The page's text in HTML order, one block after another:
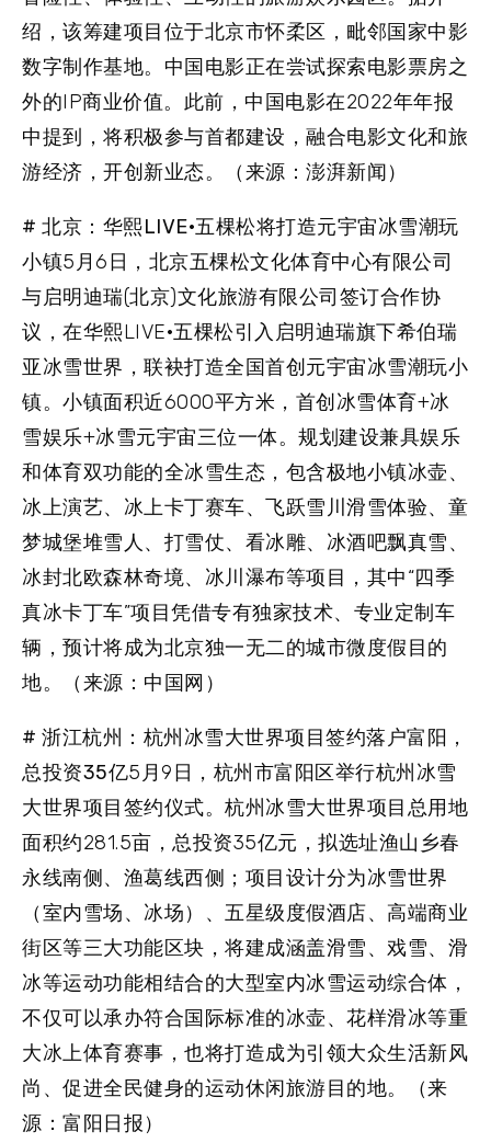
绍，该筹建项目位于北京市怀柔区，毗邻国家中影
数字制作基地。中国电影正在尝试探索电影票房之
外的IP商业价值。此前，中国电影在2022年年报
中提到，将积极参与首都建设，融合电影文化和旅
游经济，开创新业态。（来源：澎湃新闻）
# 北京：华熙LIVE·五棵松将打造元宇宙冰雪潮玩
小镇5月6日，北京五棵松文化体育中心有限公司
与启明迪瑞(北京)文化旅游有限公司签订合作协
议，在华熙LIVE·五棵松引入启明迪瑞旗下希伯瑞
亚冰雪世界，联袂打造全国首创元宇宙冰雪潮玩小
镇。小镇面积近6000平方米，首创冰雪体育+冰
雪娱乐+冰雪元宇宙三位一体。规划建设兼具娱乐
和体育双功能的全冰雪生态，包含极地小镇冰壶、
冰上演艺、冰上卡丁赛车、飞跃雪川滑雪体验、童
梦城堡堆雪人、打雪仗、看冰雕、冰酒吧飘真雪、
冰封北欧森林奇境、冰川瀑布等项目，其中“四季
真冰卡丁车”项目凭借专有独家技术、专业定制车
辆，预计将成为北京独一无二的城市微度假目的
地。（来源：中国网）
# 浙江杭州：杭州冰雪大世界项目签约落户富阳，
总投资35亿5月9日，杭州市富阳区举行杭州冰雪
大世界项目签约仪式。杭州冰雪大世界项目总用地
面积约281.5亩，总投资35亿元，拟选址渔山乡春
永线南侧、渔葛线西侧；项目设计分为冰雪世界
（室内雪场、冰场）、五星级度假酒店、高端商业
街区等三大功能区块，将建成涵盖滑雪、戏雪、滑
冰等运动功能相结合的大型室内冰雪运动综合体，
不仅可以承办符合国际标准的冰壶、花样滑冰等重
大冰上体育赛事，也将打造成为引领大众生活新风
尚、促进全民健身的运动休闲旅游目的地。（来
源：富阳日报）